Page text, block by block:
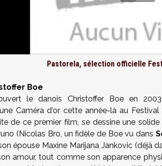
Pastorela, sélection officielle
Boe
le danois Christoffer Boeen 2003
Caméra d'or cette année-là au
de ce premier film, se dessine une
(Nicolas Bro, un fidèle de Boe vu dans
épouse Maxine Marijana Jankovic (déjà
amour, tout comme son apparence